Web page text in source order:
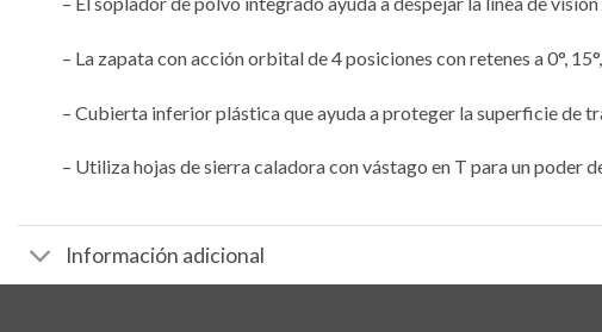
– La zapata con acción orbital de 4 posiciones con retenes a 0°,
– Cubierta inferior plástica que ayuda a proteger la superficie de
– Utiliza hojas de sierra caladora con vástago en T para un poder
Información adicional